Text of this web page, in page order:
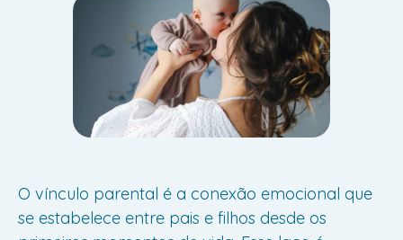
O vínculo parental é a conexão emocional que
se estabelece entre pais e filhos desde os